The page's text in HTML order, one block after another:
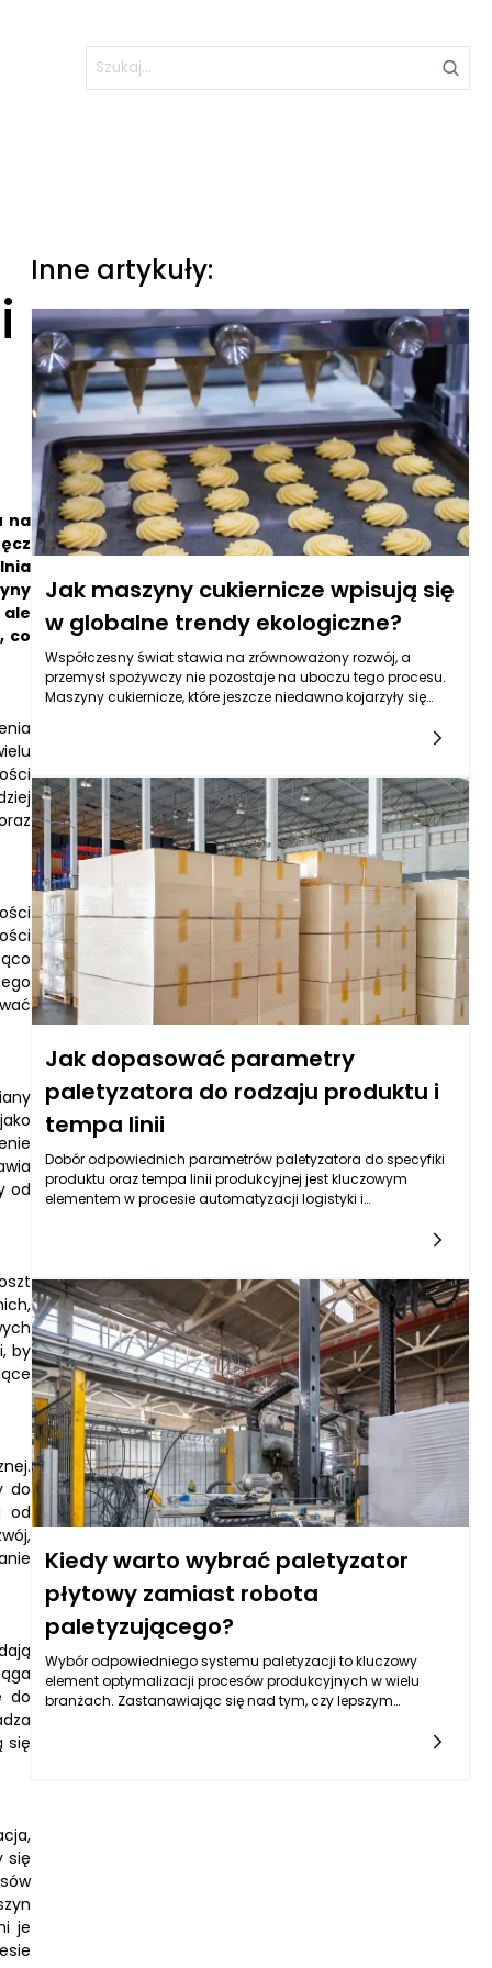
na
co
od
by
do
od
do
się
się
je
Inne artykuły:
Jak maszyny cukiernicze wpisują się
w globalne trendy ekologiczne?
Współczesny świat stawia na zrównoważony rozwój, a
przemysł spożywczy nie pozostaje na uboczu tego procesu.
Maszyny cukiernicze, które jeszcze niedawno kojarzyły się
technologiom i innowacyjnym rozwiązaniom, producenci
słodyczy mogą nie tylko zwiększać swoją wydajność, ale
również zmniejszać negatywny wpływ na planetę.
Ekologiczne podejście przejawia się w redukcji odpadów,
ograniczeniu emisji CO₂, odpowiedzialnym wykorzystywaniu
surowców oraz wdrażaniu systemów odzysku energii i wody.
W efekcie maszyny cukiernicze zyskują status urządzeń, które
realnie przyczyniają się do wdrażania idei zielonej
gospodarki w praktyce.
Jak dopasować parametry
paletyzatora do rodzaju produktu i
tempa linii
Dobór odpowiednich parametrów paletyzatora do specyfiki
produktu oraz tempa linii produkcyjnej jest kluczowym
elementem w procesie automatyzacji logistyki i
operacyjnych. Właściwe zrozumienie, jak różne cechy
produktów, takie jak ich waga, kształt i rozmiar, wpływają na
działanie paletyzatora, pozwala na optymalizację procesów
produkcyjnych. Na przykład, lżejsze i mniejsze produkty
mogą wymagać innego sposobu manipulacji niż cięższe
lub o bardziej skomplikowanych kształtach. Dlatego
kluczowe jest przeanalizowanie tych aspektów w kontekście
konkretnych wymagań linii produkcyjnej.
Kiedy warto wybrać paletyzator
płytowy zamiast robota
paletyzującego?
Wybór odpowiedniego systemu paletyzacji to kluczowy
element optymalizacji procesów produkcyjnych w wielu
branżach. Zastanawiając się nad tym, czy lepszym
paletyzujący, warto rozważyć szereg aspektów. Paletyzator